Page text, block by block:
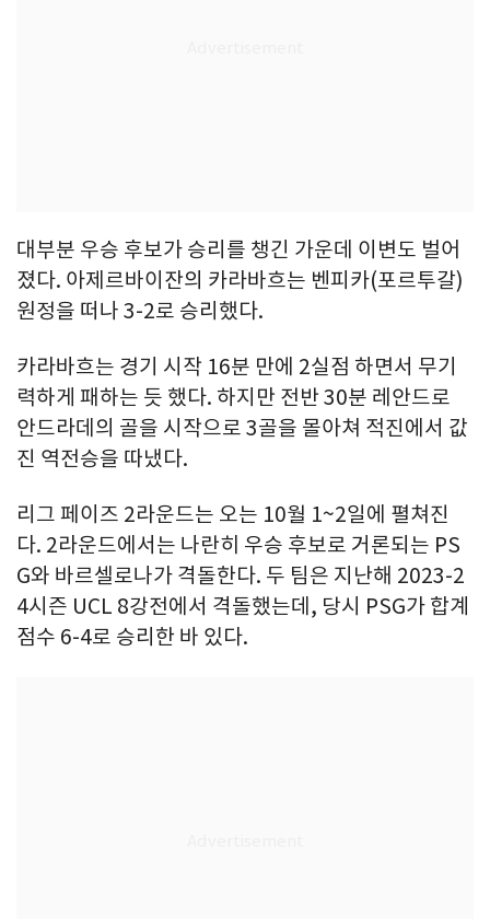
대부분 우승 후보가 승리를 챙긴 가운데 이변도 벌어
졌다. 아제르바이잔의 카라바흐는 벤피카(포르투갈)
원정을 떠나 3-2로 승리했다.
카라바흐는 경기 시작 16분 만에 2실점 하면서 무기
력하게 패하는 듯 했다. 하지만 전반 30분 레안드로
안드라데의 골을 시작으로 3골을 몰아쳐 적진에서 값
진 역전승을 따냈다.
리그 페이즈 2라운드는 오는 10월 1~2일에 펼쳐진
다. 2라운드에서는 나란히 우승 후보로 거론되는 PS
G와 바르셀로나가 격돌한다. 두 팀은 지난해 2023-2
4시즌 UCL 8강전에서 격돌했는데, 당시 PSG가 합계
점수 6-4로 승리한 바 있다.